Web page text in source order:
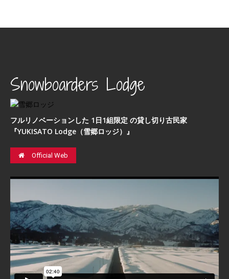
Snowboarders Lodge
フルリノベーションした 1日1組限定 の貸し切り古民家
『YUKISATO Lodge（雪郷ロッジ）』
Official Web